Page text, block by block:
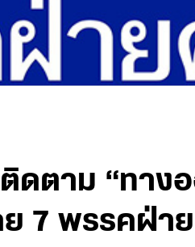
ดตาม “ทางอ
7 พรรคฝ่า